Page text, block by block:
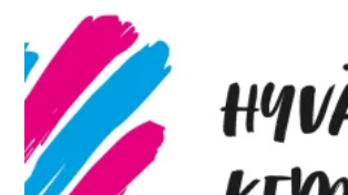
Kesäkierros